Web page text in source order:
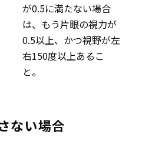
が0.5に満たない場合
は、もう片眼の視力が
0.5以上、かつ視野が左
右150度以上あるこ
と。
ない場合